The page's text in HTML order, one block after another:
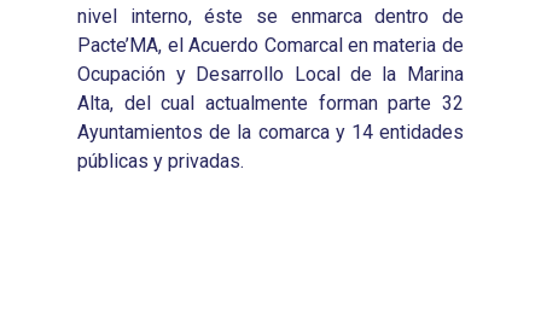
nivel interno, éste se enmarca dentro de
Pacte’MA, el Acuerdo Comarcal en materia de
Ocupación y Desarrollo Local de la Marina
Alta, del cual actualmente forman parte 32
Ayuntamientos de la comarca y 14 entidades
públicas y privadas.